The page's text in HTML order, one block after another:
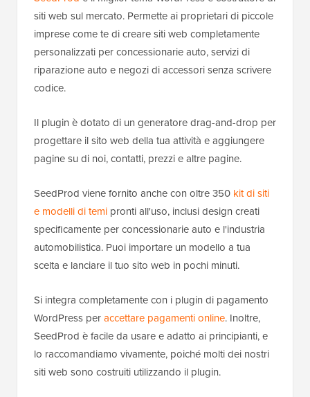
siti web sul mercato. Permette ai proprietari di piccole
imprese come te di creare siti web completamente
personalizzati per concessionarie auto, servizi di
riparazione auto e negozi di accessori senza scrivere
codice.
Il plugin è dotato di un generatore drag-and-drop per
progettare il sito web della tua attività e aggiungere
pagine su di noi, contatti, prezzi e altre pagine.
SeedProd viene fornito anche con oltre 350 kit di siti
e modelli di temi pronti all'uso, inclusi design creati
specificamente per concessionarie auto e l'industria
automobilistica. Puoi importare un modello a tua
scelta e lanciare il tuo sito web in pochi minuti.
Si integra completamente con i plugin di pagamento
WordPress peraccettare pagamenti online. Inoltre,
SeedProd è facile da usare e adatto ai principianti, e
lo raccomandiamo vivamente, poiché molti dei nostri
siti web sono costruiti utilizzando il plugin.